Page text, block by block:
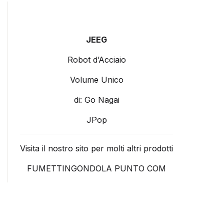
JEEG
Robot d’Acciaio
Volume Unico
di: Go Nagai
JPop
Visita il nostro sito per molti altri prodotti
FUMETTINGONDOLA PUNTO COM